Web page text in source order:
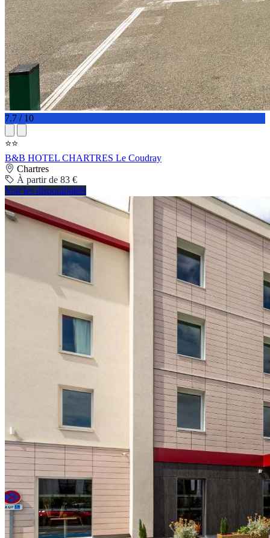
7.7 / 10
⭐⭐
B&B HOTEL CHARTRES Le Coudray
Chartres
À partir de 83 €
Voir les disponibilités